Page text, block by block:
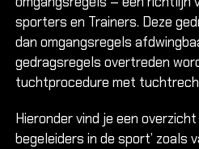
sporters en Trainers. Deze
dan omgangsregels
gedragsregels overtreden
tuchtprocedure met
Hieronder vind je een
begeleiders in de sport’ zoals